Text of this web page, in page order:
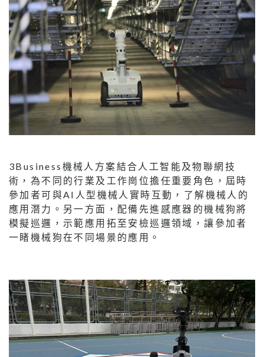
3Business機械人方案結合人工智能及物聯網技
術，為不同的行業及工作崗位擔任重要角色，屆時
參加者可與AI人型機械人實時互動，了解機械人的
應用潛力。另一方面，配備先進感應器的機械狗將
模擬巡邏，示範應用拓至安檢巡邏領域，讓參加者
一睹機械狗在不同場景的應用。